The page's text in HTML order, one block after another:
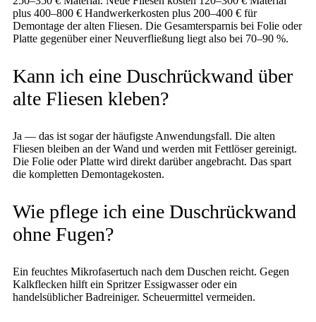
plus 400–800 € Handwerkerkosten plus 200–400 € für
Demontage der alten Fliesen. Die Gesamtersparnis bei Folie oder
Platte gegenüber einer Neuverfließung liegt also bei 70–90 %.
Kann ich eine Duschrückwand über
alte Fliesen kleben?
Ja — das ist sogar der häufigste Anwendungsfall. Die alten
Fliesen bleiben an der Wand und werden mit Fettlöser gereinigt.
Die Folie oder Platte wird direkt darüber angebracht. Das spart
die kompletten Demontagekosten.
Wie pflege ich eine Duschrückwand
ohne Fugen?
Ein feuchtes Mikrofasertuch nach dem Duschen reicht. Gegen
Kalkflecken hilft ein Spritzer Essigwasser oder ein
handelsüblicher Badreiniger. Scheuermittel vermeiden.